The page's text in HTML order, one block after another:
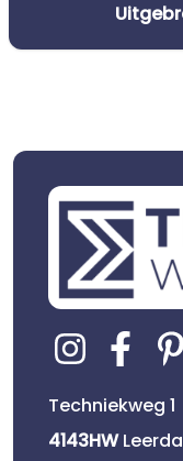
Techniekweg 1
4143HW